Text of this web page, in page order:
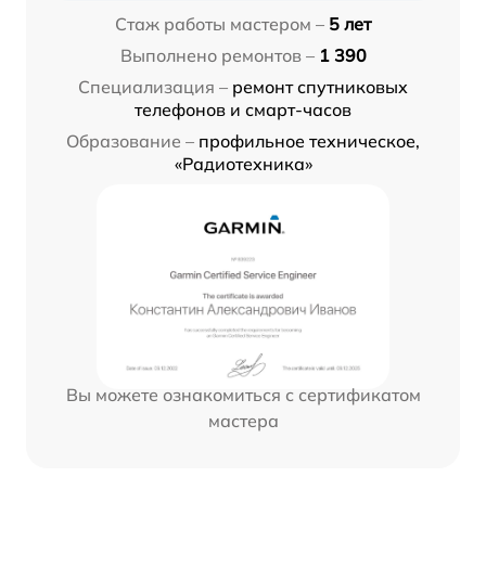
Стаж работы мастером – 5 лет
Выполнено ремонтов – 1 390
Специализация – ремонт спутниковых
телефонов и смарт-часов
Образование – профильное техническое,
«Радиотехника»
Вы можете ознакомиться с сертификатом
мастера